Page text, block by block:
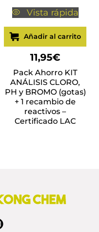
Vista rápida
Añadir al carrito
11,95€
Pack Ahorro KIT
ANÁLISIS CLORO,
PH y BROMO (gotas)
+ 1 recambio de
reactivos –
Certificado LAC